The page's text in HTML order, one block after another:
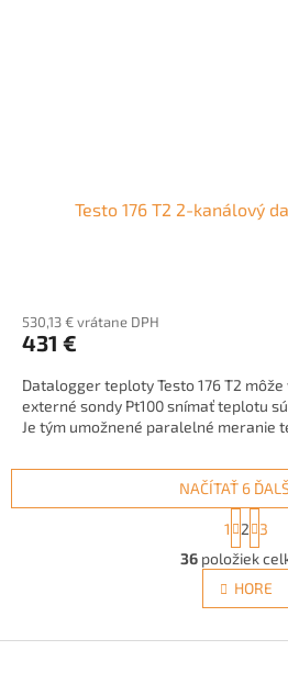
Testo 176 T2 2-kanálový
530,13 € vrátane DPH
431 €
Datalogger teploty Testo 176 T2
externé sondy Pt100 snímať teplotu
Je tým umožnené paralelné meranie
O
v
l
á
NAČÍTAŤ 6
t
r
á
n
k
v
1 2
3
36položiek
HORE